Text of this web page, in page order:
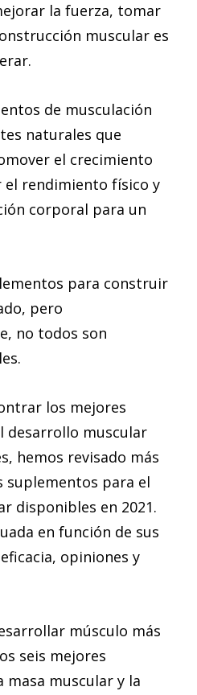
la fuerza, tomar
muscular es
de musculación
naturales que
el crecimiento
el rendimiento físico y
corporal para un
para construir
pero
no todos son
los mejores
desarrollo muscular
hemos revisado más
suplementos para el
disponibles en 2021.
en función de sus
opiniones y
músculo más
seis mejores
muscular y la